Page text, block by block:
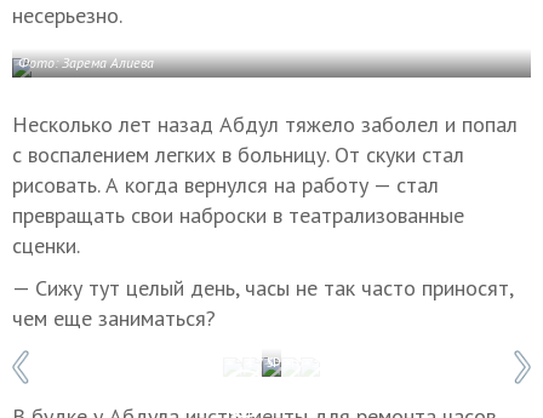
несерьезно.
Фото: Зарема Алиева
Несколько лет назад Абдул тяжело заболел и попал
с воспалением легких в больницу. От скуки стал
рисовать. А когда вернулся на работу — стал
превращать свои наброски в театрализованные
сценки.
— Сижу тут целый день, часы не так часто приносят,
чем еще заниматься?
Фото: Зарема Алиева
1 / 5